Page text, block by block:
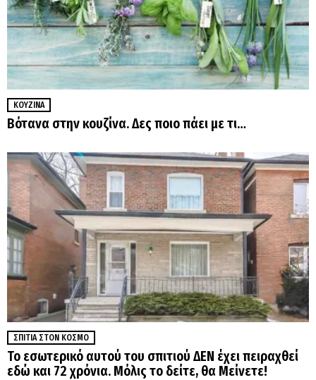
ΚΟΥΖΊΝΑ
Βότανα στην κουζίνα. Δες ποιο πάει με τι…
ΣΠΊΤΙΑ ΣΤΟΝ ΚΌΣΜΟ
Το εσωτερικό αυτού του σπιτιού ΔΕΝ έχει πειραχθεί
εδώ και 72 χρόνια. Μόλις το δείτε, θα Μείνετε!